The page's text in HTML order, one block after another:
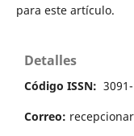
para este artículo.
Detalles
Código ISSN:
Correo: